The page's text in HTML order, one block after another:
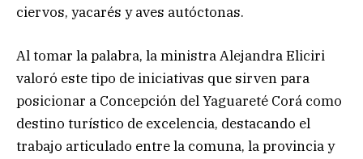
ciervos, yacarés y aves autóctonas.
Al tomar la palabra, la ministra Alejandra Eliciri
valoró este tipo de iniciativas que sirven para
posicionar a Concepción del Yaguareté Corá como
destino turístico de excelencia, destacando el
trabajo articulado entre la comuna, la provincia y